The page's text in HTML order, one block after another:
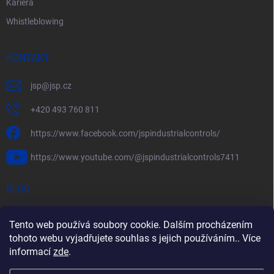
Tento web používá soubory cookie. Dalším procházením
tohoto webu vyjadřujete souhlas s jejich používáním.. Více
informací zde.
Kariéra
Whistleblowing
KONTAKT
jsp@jsp.cz
+420 493 760 811
https://www.facebook.com/jspindustrialcontrols/
https://www.youtube.com/@jspindustrialcontrols7411
BLOG
Stručný průvodce prostředím s nebezpečím výbuchu
HART – Chytré využití stávající kabeláže